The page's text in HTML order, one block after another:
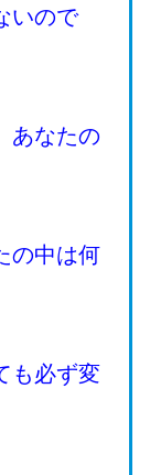
いので
あなたの
の中は何
も必ず変